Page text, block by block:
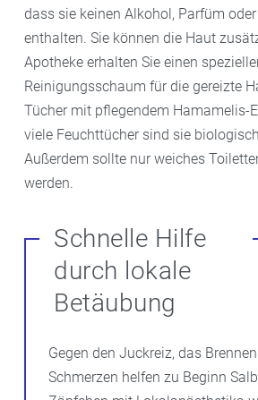
dass sie keinen Alkohol, Parfüm
enthalten. Sie können die Haut
Apotheke erhalten Sie einen
Reinigungsschaum für die gereizte
Tücher mit pflegendem Hamamelis-
viele Feuchttücher sind sie
Außerdem sollte nur weiches
werden.
Schnelle Hilfe
durch lokale
Betäubung
Gegen den Juckreiz, das
Schmerzen helfen zu Beginn